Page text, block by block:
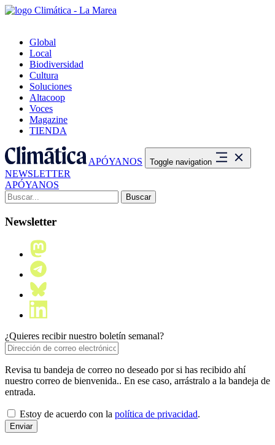
Global
Local
Biodiversidad
Cultura
Soluciones
Altacoop
Voces
Magazine
TIENDA
APÓYANOS Toggle navigation
NEWSLETTER
APÓYANOS
Buscar:
Newsletter
¿Quieres recibir nuestro boletín semanal?
Revisa tu bandeja de correo no deseado por si has recibido ahí
nuestro correo de bienvenida.. En ese caso, arrástralo a la bandeja de
entrada.
Estoy de acuerdo con la política de privacidad.